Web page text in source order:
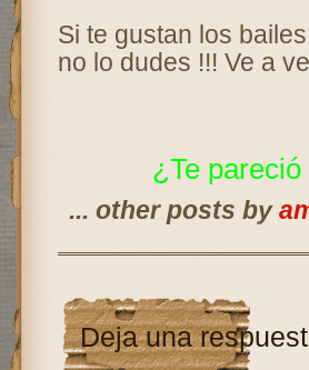
Si te gustan los
no lo dudes !!! Ve a
¿Te
... other posts by
Deja una